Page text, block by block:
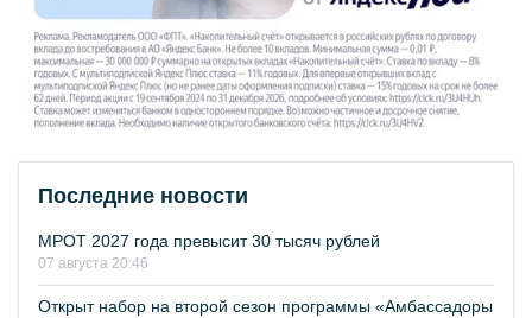
Последние новости
МРОТ 2027 года превысит 30 тысяч рублей
07 августа 20:46
Открыт набор на второй сезон программы «Амбассадоры